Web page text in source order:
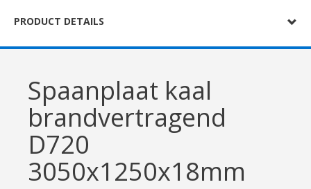
PRODUCT DETAILS
Spaanplaat kaal
brandvertragend
D720
3050x1250x18mm